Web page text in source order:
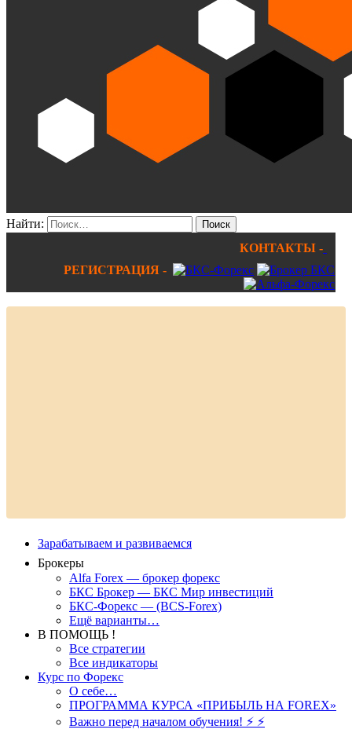
Найти:
КОНТАКТЫ -
РЕГИСТРАЦИЯ -
Зарабатываем и развиваемся
Брокеры
Alfa Forex — брокер форекс
БКС Брокер — БКС Мир инвестиций
БКС-Форекс — (BCS-Forex)
Ещё варианты…
В ПОМОЩЬ !
Все стратегии
Все индикаторы
Курс по Форекс
О себе…
ПРОГРАММА КУРСА «ПРИБЫЛЬ НА FOREX»
Важно перед началом обучения! ⚡ ⚡